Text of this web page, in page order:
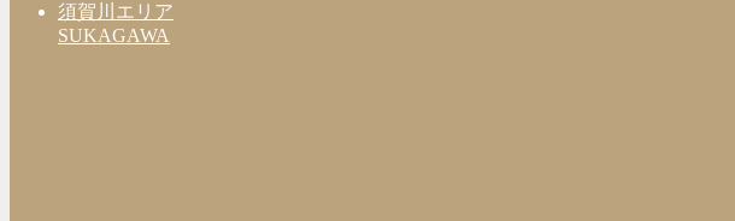
須賀川エリア
SUKAGAWA